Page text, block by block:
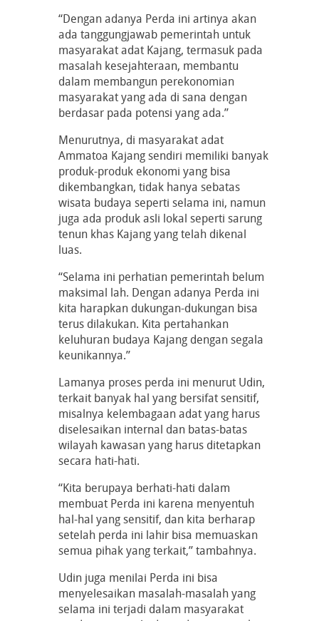
“Dengan adanya Perda ini artinya akan
ada tanggungjawab pemerintah untuk
masyarakat adat Kajang, termasuk pada
masalah kesejahteraan, membantu
dalam membangun perekonomian
masyarakat yang ada di sana dengan
berdasar pada potensi yang ada.”
Menurutnya, di masyarakat adat
Ammatoa Kajang sendiri memiliki banyak
produk-produk ekonomi yang bisa
dikembangkan, tidak hanya sebatas
wisata budaya seperti selama ini, namun
juga ada produk asli lokal seperti sarung
tenun khas Kajang yang telah dikenal
luas.
“Selama ini perhatian pemerintah belum
maksimal lah. Dengan adanya Perda ini
kita harapkan dukungan-dukungan bisa
terus dilakukan. Kita pertahankan
keluhuran budaya Kajang dengan segala
keunikannya.”
Lamanya proses perda ini menurut Udin,
terkait banyak hal yang bersifat sensitif,
misalnya kelembagaan adat yang harus
diselesaikan internal dan batas-batas
wilayah kawasan yang harus ditetapkan
secara hati-hati.
“Kita berupaya berhati-hati dalam
membuat Perda ini karena menyentuh
hal-hal yang sensitif, dan kita berharap
setelah perda ini lahir bisa memuaskan
semua pihak yang terkait,” tambahnya.
Udin juga menilai Perda ini bisa
menyelesaikan masalah-masalah yang
selama ini terjadi dalam masyarakat